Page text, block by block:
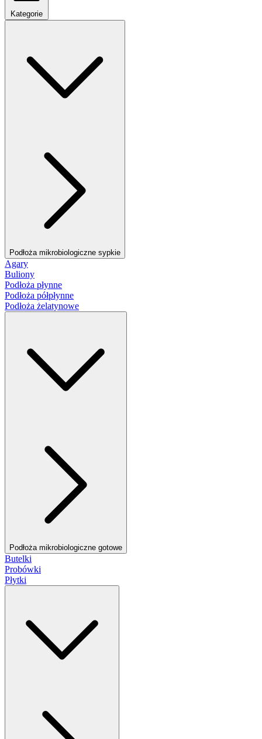
Kategorie
Podłoża mikrobiologiczne sypkie
Agary
Buliony
Podłoża płynne
Podłoża półpłynne
Podłoża żelatynowe
Podłoża mikrobiologiczne gotowe
Butelki
Probówki
Płytki